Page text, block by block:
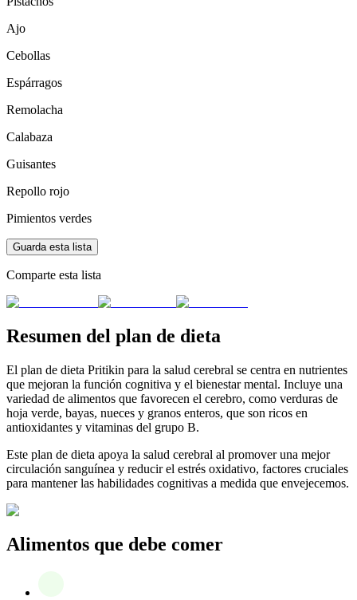
Ajo
Cebollas
Espárragos
Remolacha
Calabaza
Guisantes
Repollo rojo
Pimientos verdes
Guarda esta lista
Comparte esta lista
Resumen del plan de dieta
El plan de dieta Pritikin para la salud cerebral se centra en nutrientes
que mejoran la función cognitiva y el bienestar mental. Incluye una
variedad de alimentos que favorecen el cerebro, como verduras de
hoja verde, bayas, nueces y granos enteros, que son ricos en
antioxidantes y vitaminas del grupo B.
Este plan de dieta apoya la salud cerebral al promover una mejor
circulación sanguínea y reducir el estrés oxidativo, factores cruciales
para mantener las habilidades cognitivas a medida que envejecemos.
Alimentos que debe comer